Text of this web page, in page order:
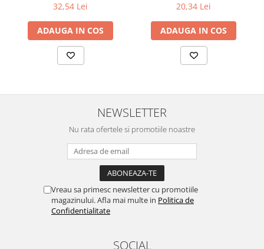
32,54 Lei
ADAUGA IN COS
20,34 Lei
ADAUGA IN COS
NEWSLETTER
Nu rata ofertele si promotiile noastre
Vreau sa primesc newsletter cu promotiile
magazinului. Afla mai multe in Politica de
Confidentialitate
SOCIAL